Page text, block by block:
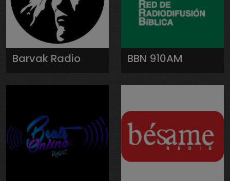
Barvak Radio BBN 910AM